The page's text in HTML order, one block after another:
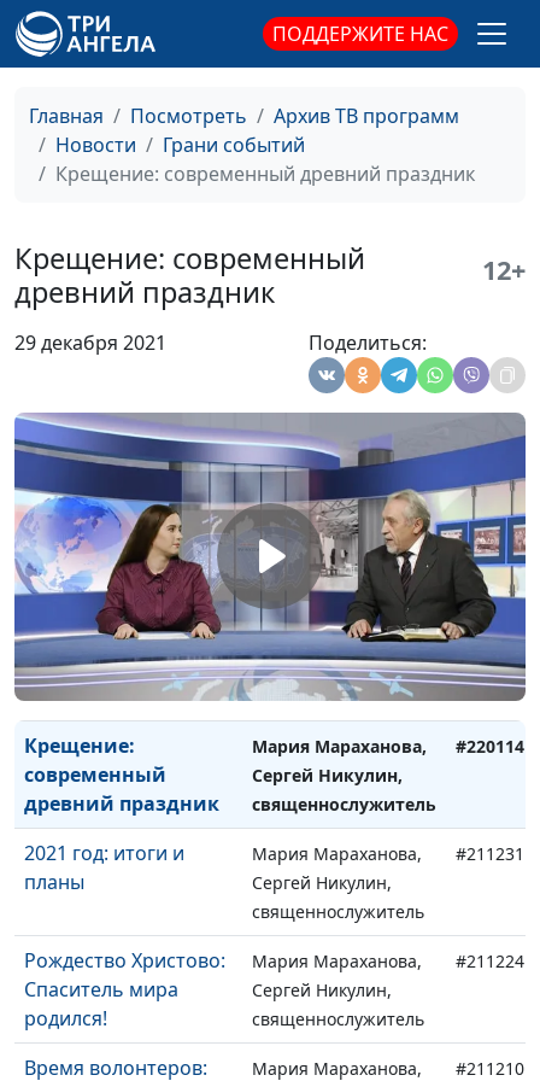
ПОДДЕРЖИТЕ НАС
Главная Посмотреть
Архив ТВ программ
Новости
Грани событий
Крещение: современный древний праздник
Крещение: современный
древний праздник
12+
29 декабря 2021 Поделиться:
День борьбы с
депрессией: как не
унывать?
Сергей Никулин,
#220325
День добрых дел:
добро объединяет
Мария Мараханова,
Сергей Никулин,
священнослужитель
#220311
День прощения:
простить и не
обижаться
Мария Мараханова,
Сергей Никулин,
священнослужитель
#220304
Крещение:
современный
древний праздник
Мария Мараханова,
Сергей Никулин,
священнослужитель
#220114
2021 год: итоги и
планы
Мария Мараханова,
Сергей Никулин,
священнослужитель
#211231
Рождество Христово:
Спаситель мира
родился!
Мария Мараханова,
Сергей Никулин,
священнослужитель
#211224
Время волонтеров:
Мария Мараханова,
#211210